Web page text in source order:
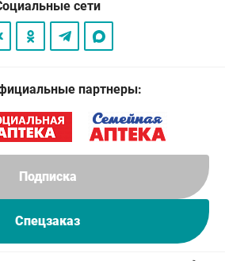
Подписка
Спецзаказ
сети
партнеры: